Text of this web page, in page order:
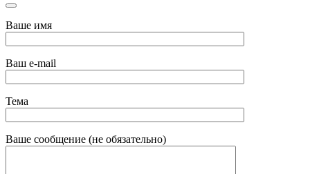
Ваше имя
Ваш e-mail
Тема
Ваше сообщение (не обязательно)